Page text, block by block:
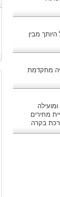
מבין
מתקדמת
מחירים
בקרה